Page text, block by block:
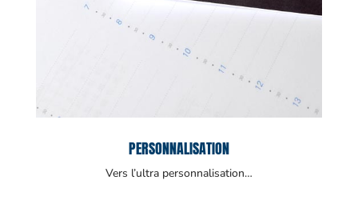
PERSONNALISATION
Vers l’ultra personnalisation…